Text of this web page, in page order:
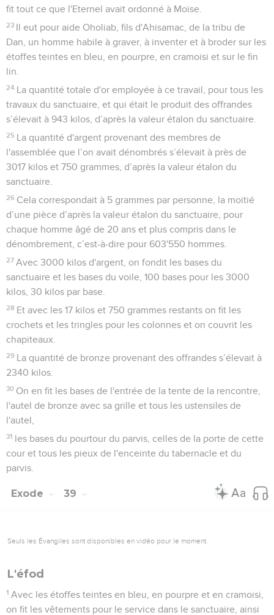
fit tout ce que l'Eternel avait ordonné à Moïse.
23 Il eut pour aide Oholiab, fils d'Ahisamac, de la tribu de
Dan, un homme habile à graver, à inventer et à broder sur les
étoffes teintes en bleu, en pourpre, en cramoisi et sur le fin
lin.
24 La quantité totale d'or employée à ce travail, pour tous les
travaux du sanctuaire, et qui était le produit des offrandes
s’élevait à 943 kilos, d’après la valeur étalon du sanctuaire.
25 La quantité d'argent provenant des membres de
l'assemblée que l’on avait dénombrés s’élevait à près de
3017 kilos et 750 grammes, d’après la valeur étalon du
sanctuaire.
26 Cela correspondait à 5 grammes par personne, la moitié
d’une pièce d’après la valeur étalon du sanctuaire, pour
chaque homme âgé de 20 ans et plus compris dans le
dénombrement, c’est-à-dire pour 603'550 hommes.
27 Avec 3000 kilos d'argent, on fondit les bases du
sanctuaire et les bases du voile, 100 bases pour les 3000
kilos, 30 kilos par base.
28 Et avec les 17 kilos et 750 grammes restants on fit les
crochets et les tringles pour les colonnes et on couvrit les
chapiteaux.
29 La quantité de bronze provenant des offrandes s’élevait à
2340 kilos.
30 On en fit les bases de l'entrée de la tente de la rencontre,
l'autel de bronze avec sa grille et tous les ustensiles de
l'autel,
31 les bases du pourtour du parvis, celles de la porte de cette
cour et tous les pieux de l'enceinte du tabernacle et du
parvis.
Exode 39
Seuls les Évangiles sont disponibles en vidéo pour le moment.
L'éfod
1 Avec les étoffes teintes en bleu, en pourpre et en cramoisi,
on fit les vêtements pour le service dans le sanctuaire, ainsi